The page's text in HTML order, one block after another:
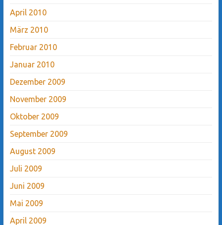
April 2010
März 2010
Februar 2010
Januar 2010
Dezember 2009
November 2009
Oktober 2009
September 2009
August 2009
Juli 2009
Juni 2009
Mai 2009
April 2009